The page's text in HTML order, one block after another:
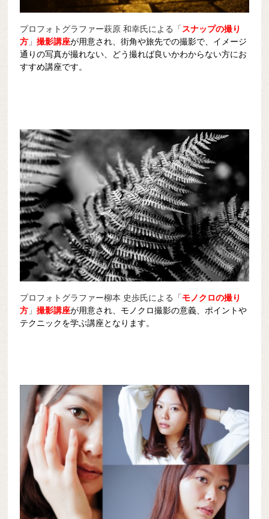
プロフォトグラファー萩原 和幸氏による「 スナップの撮り
方 」撮影講座が用意され、街角や旅先での撮影で、イメージ
通りの写真が撮れない、どう撮れば良いかわからない方にお
すすめ講座です。
プロフォトグラファー柳本 史歩氏による「モノクロの撮り
方 」撮影講座が用意され、モノクロ撮影の意義、ポイントや
テクニックを学ぶ講座となります。